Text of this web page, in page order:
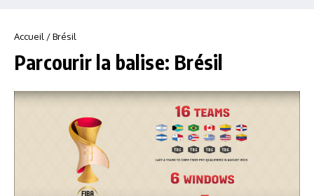
Accueil /Brésil
Parcourir la balise: Brésil